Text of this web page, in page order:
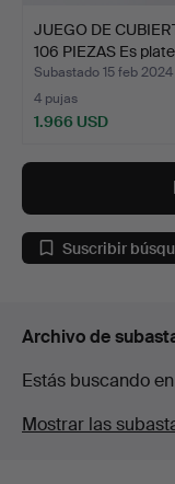
JUEGO DE
106 PIEZAS Es
Subastado 15 feb 2024
4 pujas
1.966 USD
Suscribir
Archivo de
Estás buscando
Mostrar las